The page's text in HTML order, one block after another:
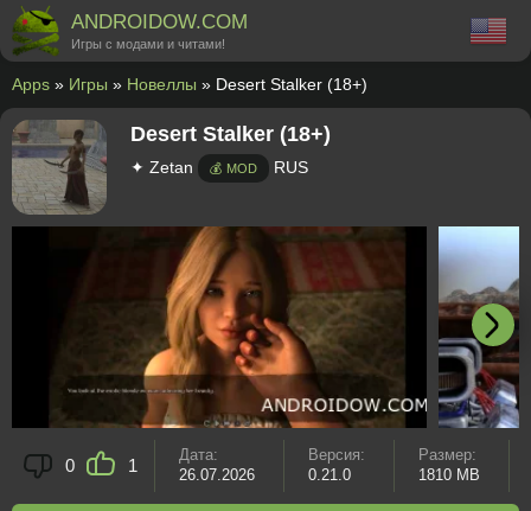
ANDROIDOW.COM
Игры с модами и читами!
Apps » Игры » Новеллы » Desert Stalker (18+)
Desert Stalker (18+)
✦ Zetan 💰 MOD RUS
0 1
Дата:
26.07.2026
Версия:
0.21.0
Размер:
1810 MB